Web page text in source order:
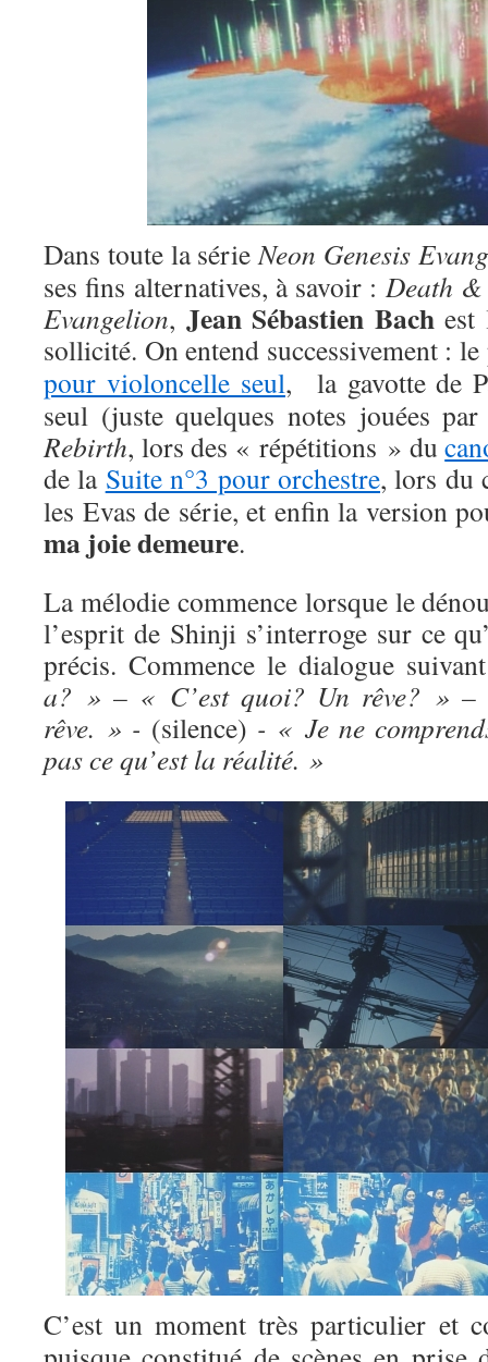
Dans toute la sérieNeon Genesis
ses fins alternatives, à savoir : Death
Evangelion, Jean Sébastien Bachest
sollicité. On entend successivement :
pour violoncelle seul, la gavotte de
seul (juste quelques notes jouées
Rebirth, lors des « répétitions » du
de la Suite n°3 pour orchestre, lors du
les Evas de série, et enfin la version
ma joie demeure.
La mélodie commence lorsque le
l’esprit de Shinji s’interroge sur ce
précis. Commence le dialogue
a? » – « C’est quoi? Un rêve? »
rêve. » - (silence) - « Je ne
pas ce qu’est la réalité. »
C’est un moment très particulier et